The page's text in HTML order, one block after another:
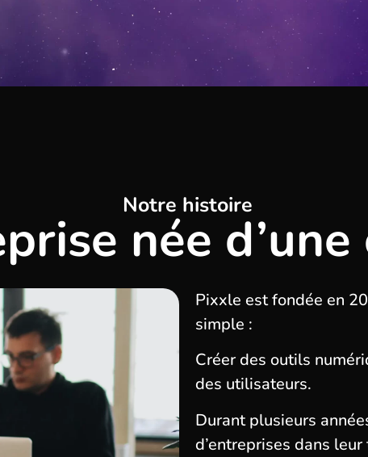
Notre histoire
née
Pixxle est fondée en
simple :
Créer des outils
des utilisateurs.
Durant plusieurs
d’entreprises dans